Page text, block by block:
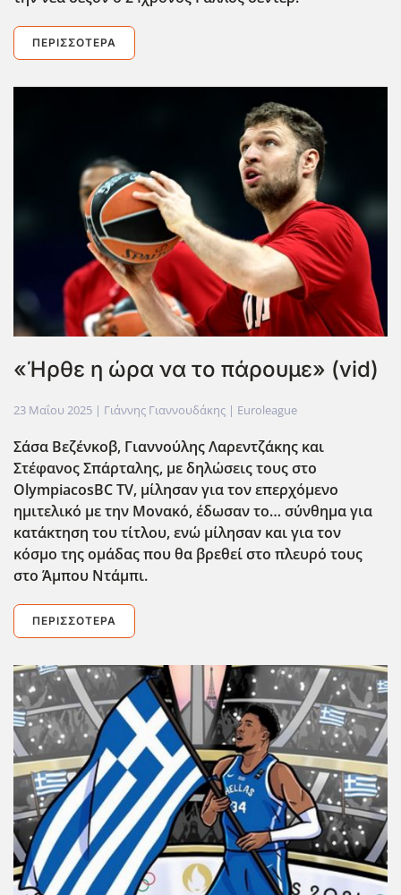
ΠΕΡΙΣΣΌΤΕΡΑ
«Ήρθε η ώρα να το πάρουμε» (vid)
23 Μαΐου 2025 | Γιάννης Γιαννουδάκης | Euroleague
Σάσα Βεζένκοβ, Γιαννούλης Λαρεντζάκης και
Στέφανος Σπάρταλης, με δηλώσεις τους στο
OlympiacosBCTV, μίλησαν για τον επερχόμενο
ημιτελικό με την Μονακό, έδωσαν το… σύνθημα για
κατάκτηση του τίτλου, ενώ μίλησαν και για τον
κόσμο της ομάδας που θα βρεθεί στο πλευρό τους
στο Άμπου Ντάμπι.
ΠΕΡΙΣΣΌΤΕΡΑ